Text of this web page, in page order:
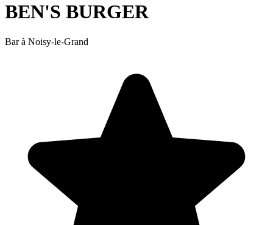
BEN'S BURGER
Bar à Noisy-le-Grand